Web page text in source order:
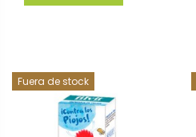
Fuera de stock